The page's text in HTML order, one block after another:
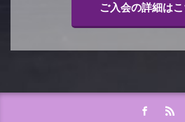
ご入会の詳細はこ